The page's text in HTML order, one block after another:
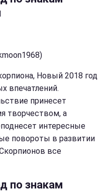
Новый 2018 год
впечатлений.
принесет
творчеством, а
интересные
повороты в развитии
все
по знакам